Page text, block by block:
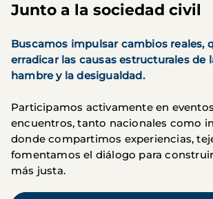
Junto a la sociedad civil
Buscamos impulsar cambios reales,
erradicar las causas estructurales de
hambre y la desigualdad.
Participamos activamente en
encuentros, tanto nacionales como
donde compartimos experiencias,
fomentamos el diálogo para
más justa.